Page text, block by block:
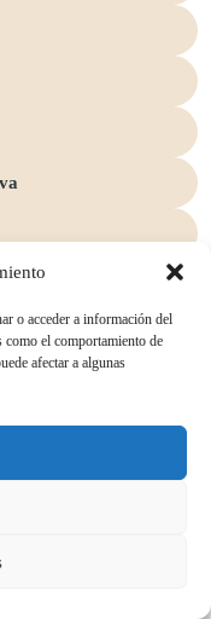
o acceder a información del
el comportamiento de
afectar a algunas